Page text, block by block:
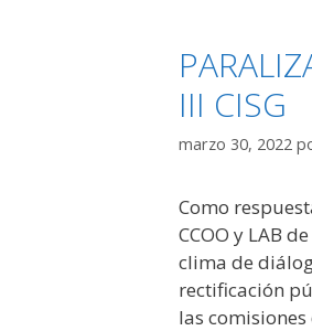
III CISG
marzo 30, 2022
Como
CCOO y LAB
clima de
rectificación
las comisiones